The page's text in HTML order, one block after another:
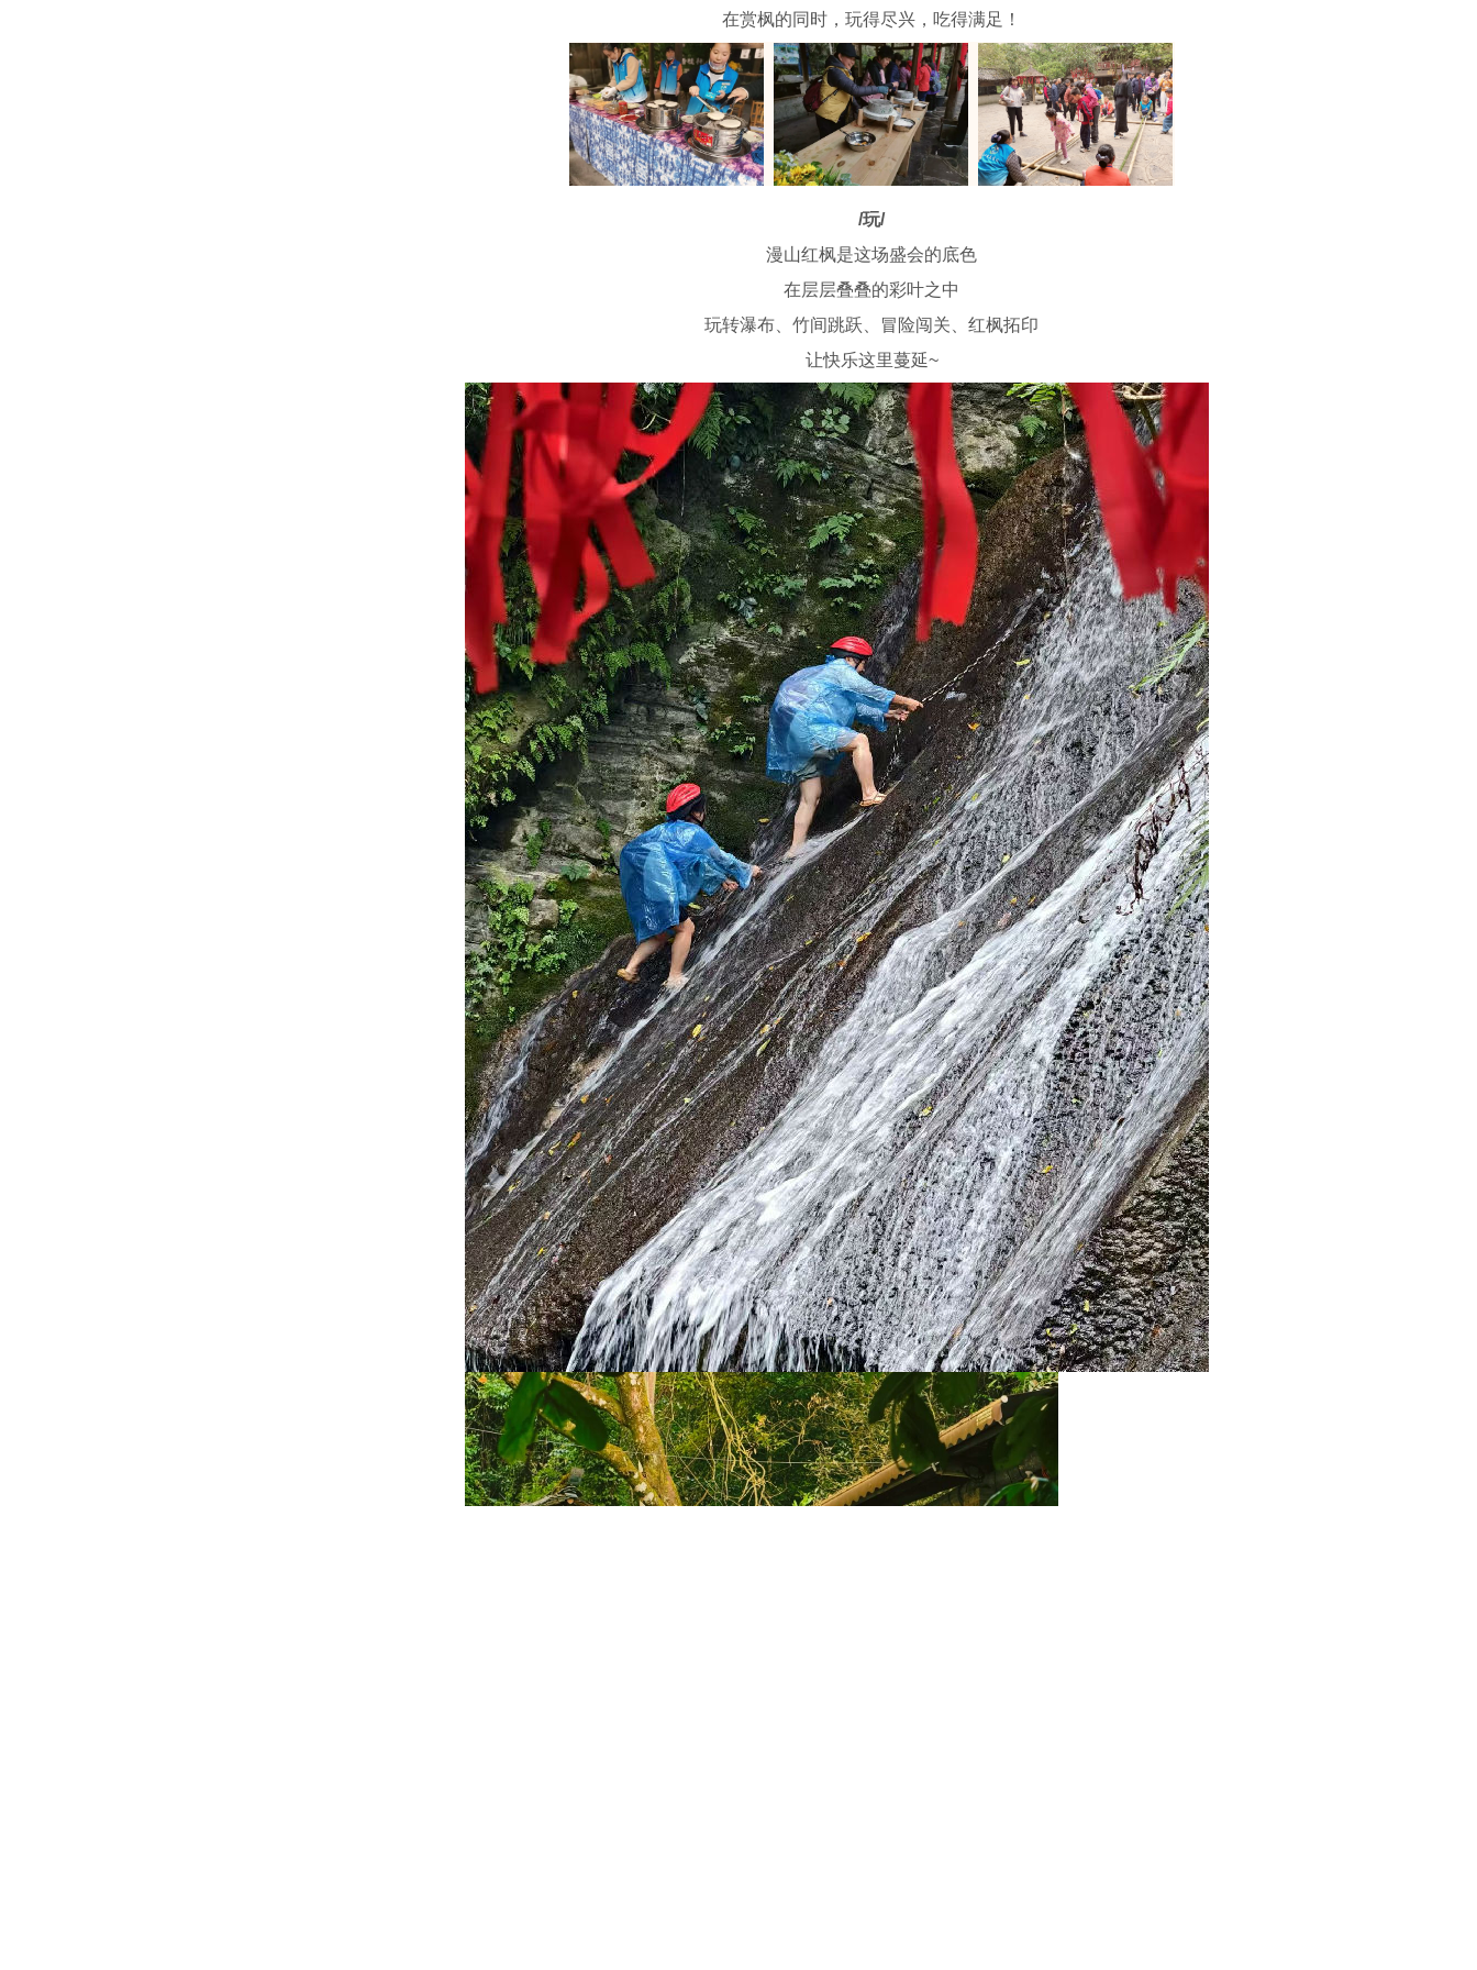
在赏枫的同时，玩得尽兴，吃得满足！
/玩/
漫山红枫是这场盛会的底色
在层层叠叠的彩叶之中
玩转瀑布、竹间跳跃、冒险闯关、红枫拓印
让快乐这里蔓延~